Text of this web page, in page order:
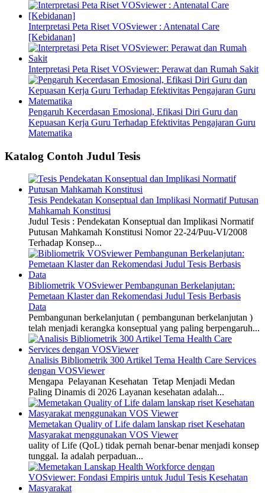
Interpretasi Peta Riset VOSviewer : Antenatal Care
[Kebidanan]
Interpretasi Peta Riset VOSviewer: Perawat dan Rumah Sakit
Pengaruh Kecerdasan Emosional, Efikasi Diri Guru dan
Kepuasan Kerja Guru Terhadap Efektivitas Pengajaran Guru
Matematika
Katalog Contoh Judul Tesis
Tesis Pendekatan Konseptual dan Implikasi Normatif Putusan
Mahkamah Konstitusi
Judul Tesis : Pendekatan Konseptual dan Implikasi Normatif
Putusan Mahkamah Konstitusi Nomor 22-24/Puu-VI/2008
Terhadap Konsep...
Bibliometrik VOSviewer Pembangunan Berkelanjutan:
Pemetaan Klaster dan Rekomendasi Judul Tesis Berbasis
Data
Pembangunan berkelanjutan ( pembangunan berkelanjutan )
telah menjadi kerangka konseptual yang paling berpengaruh...
Analisis Bibliometrik 300 Artikel Tema Health Care Services
dengan VOSViewer
Mengapa Pelayanan Kesehatan Tetap Menjadi Medan
Paling Dinamis di 2026 Layanan kesehatan adalah...
Memetakan Quality of Life dalam lanskap riset Kesehatan
Masyarakat menggunakan VOS Viewer
uality of Life (QoL) tidak pernah benar-benar menjadi konsep
tunggal. Ia adalah perpaduan...